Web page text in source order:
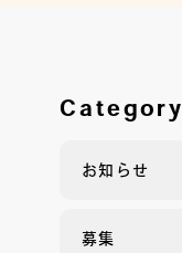
Category
お知らせ
募集